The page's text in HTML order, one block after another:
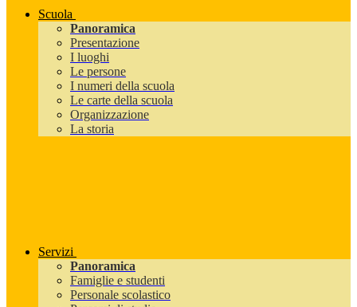
Scuola
Panoramica
Presentazione
I luoghi
Le persone
I numeri della scuola
Le carte della scuola
Organizzazione
La storia
Servizi
Panoramica
Famiglie e studenti
Personale scolastico